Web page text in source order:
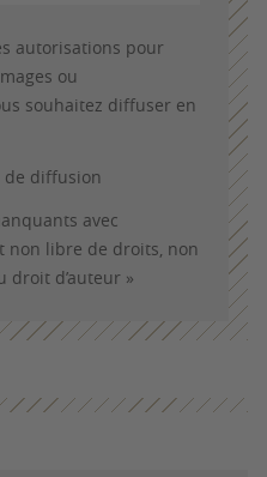
autorisations pour
ou
souhaitez diffuser en
de diffusion
avec
non libre de droits, non
d’auteur »